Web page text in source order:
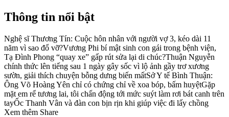
Thông tin nổi bật
Nghệ sĩ Thương Tín: Cuộc hôn nhân với người vợ 3, kéo dài 11
năm vì sao đổ vỡ?Vương Phi bí mật sinh con gái trong bệnh viện,
Tạ Đình Phong “quay xe” gấp rút sửa lại di chúc?Thuận Nguyễn
chính thức lên tiếng sau 1 ngày gây sốc vì lộ ảnh gầy trơ xương
sườn, giải thích chuyện bỗng dưng biến mấtSở Y tế Bình Thuận:
Ông Võ Hoàng Yên chỉ có chứng chỉ về xoa bóp, bấm huyệtGặp
mặt em rể tương lai, tôi chấn động tới mức suýt làm rơi bát canh trên
tayỐc Thanh Vân và đàn con bịn rịn khi giúp việc đi lấy chồng
Xem thêm Share